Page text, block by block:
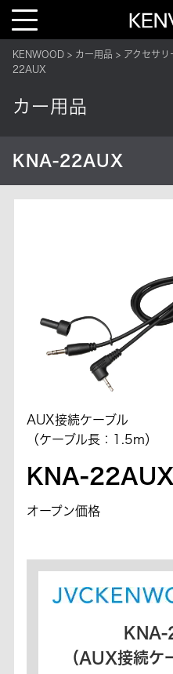
T
l
e
v
i
i
o
KENWOOD カー用品 アクセサリ
22AUX
カー用品
KNA-22AUX
AUX接続ケーブル
（ケーブル長：1.5m）
KNA-22AUX
オープン価格
（AUX接続ケ